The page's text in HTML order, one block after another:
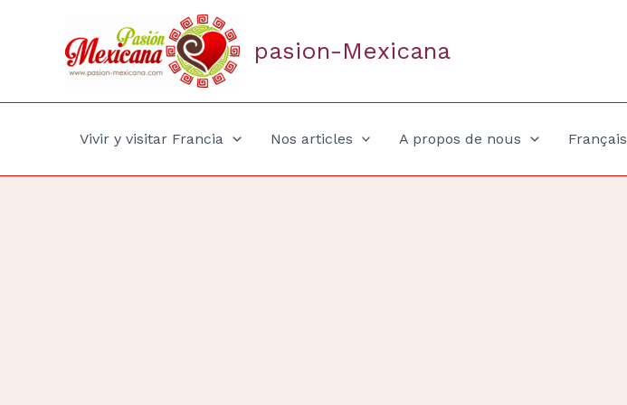
pasion-Mexicana
Vivir y visitar Francia Nos articles A propos de nous Français